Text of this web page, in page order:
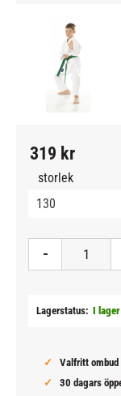
319 kr
storlek
-
Lagerstatus I lager
Valfritt ombud
30 dagars